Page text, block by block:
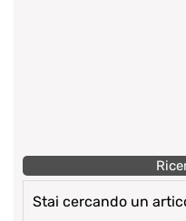
Stai cercando un